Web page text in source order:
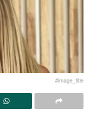
#image_title